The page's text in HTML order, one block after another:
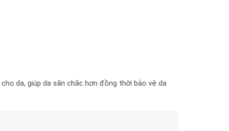
da, giúp da săn chắc hơn đồng thời bảo vệ da